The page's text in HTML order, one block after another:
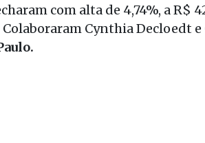
com alta de 4,74%, a R$
Cynthia Decloedt